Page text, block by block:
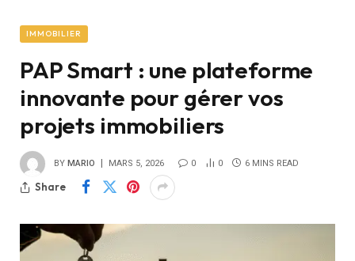
IMMOBILIER
PAP Smart : une plateforme
innovante pour gérer vos
projets immobiliers
BY MARIO MARS 5, 2026 0 0 6 MINS READ
Share